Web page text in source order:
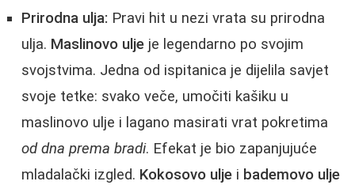
Prirodna ulja: Pravi hit u nezi vrata su prirodna
ulja. Maslinovo ulje je legendarno po svojim
svojstvima. Jedna od ispitanica je dijelila savjet
svoje tetke: svako veče, umočiti kašiku u
maslinovo ulje i lagano masirati vrat pokretima
od dna prema bradi. Efekat je bio zapanjujuće
mladalački izgled. Kokosovo ulje i bademovo ulje